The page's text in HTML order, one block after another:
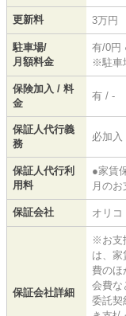
更新料 3万円
駐車場/
月額料金
有/0円
※駐車
保険加入 / 料
金
有 / -
保証人代行義
務
必加入
保証人代行利
用料
●家賃
月の
保証会社 オリコ
保証会社詳細
※お支
は、家
費のほ
会費な
委託契